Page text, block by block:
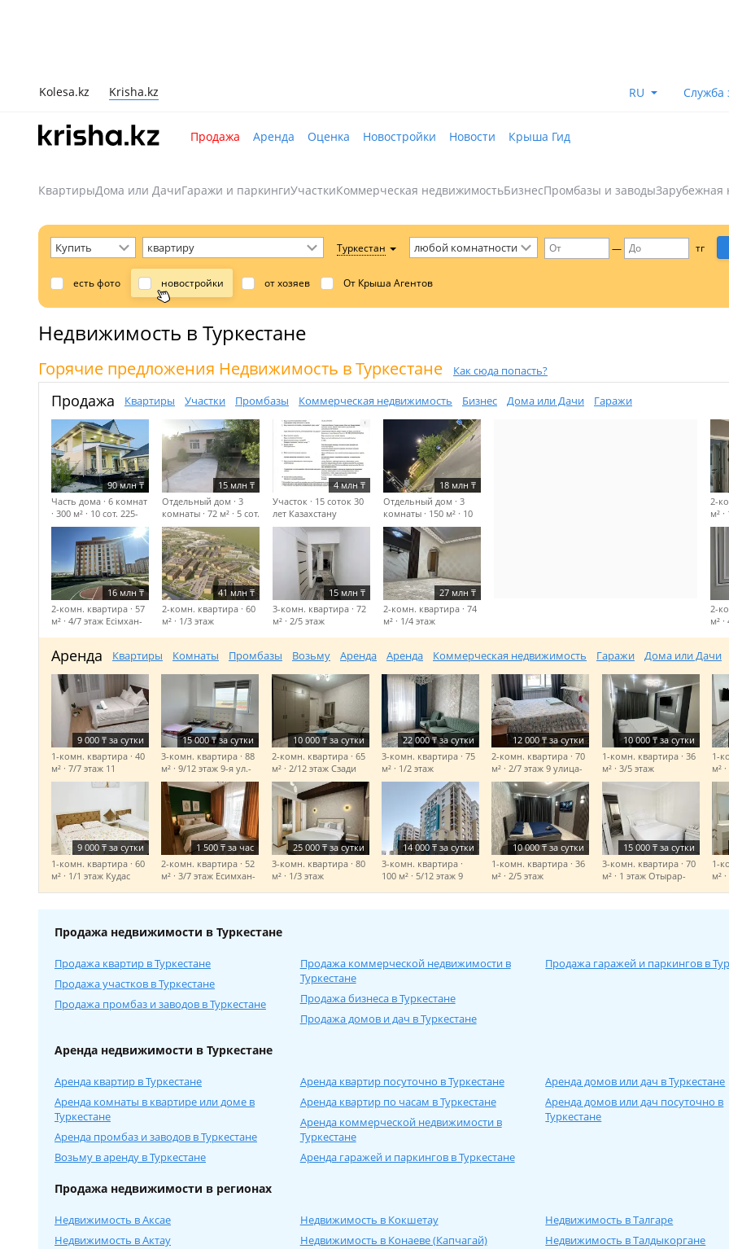
Kolesa.kz Krisha.kz RU Служба
Продажа Аренда Оценка Новостройки Новости Крыша Гид
КвартирыДома или ДачиГаражи и паркингиУчасткиКоммерческая недвижимостьБизнесПромбазы и заводыЗарубежная
Туркестан — тг
есть фото новостройки от хозяев От Крыша Агентов
Недвижимость в Туркестане
Горячие предложения Недвижимость в Туркестане Как сюда попасть?
Продажа Квартиры Участки Промбазы Коммерческая недвижимость Бизнес Дома или Дачи Гаражи
90 млн₸
Часть дома · 6 комнат
· 300 м² · 10 сот. 225-
Комунизым, жібек
16 млн₸
2-комн. квартира · 57
м² · 4/7 этаж Есімхан-
15 млн ₸
Отдельный дом · 3
комнаты · 72 м² · 5 сот.
Казыбекова
41 млн ₸
2-комн. квартира · 60
м² · 1/3 этаж
4 млн₸
Участок · 15 соток 30
лет Казахстану
15 млн ₸
3-комн. квартира · 72
м² · 2/5 этаж
18 млн ₸
Отдельный дом · 3
комнаты · 150 м² · 10
сот.Майлы қожа-
Жібек жолы даңғылы
бойында коммунизм
27 млн ₸
2-комн. квартира · 74
м² · 1/4 этаж
2-
м²
2-
м²
Аренда Квартиры Комнаты Промбазы Возьму Аренда Аренда Коммерческая недвижимость Гаражи Дома или Дачи
9 000 ₸ за сутки
1-комн. квартира · 40
м² · 7/7 этаж 11
9 000₸ за сутки
1-комн. квартира · 60
м² · 1/1 этаж Кудас
15 000₸ за сутки
3-комн. квартира · 88
м² · 9/12 этаж9-я ул.-
Конгресс Холға
қарама қарсы, жаңа
Акимат жақта
1 500₸ за час
2-комн. квартира · 52
м² · 3/7 этаж Есимхан-
10 000₸ за сутки
2-комн. квартира · 65
м² · 2/12 этаж Сзади
Обл. Акимата-Обл
акимат рядом
25 000 ₸ за сутки
3-комн. квартира · 80
м² · 1/3 этаж
22 000₸ за сутки
3-комн. квартира · 75
м² · 1/2 этаж
Батырбекова
14 000₸ за сутки
3-комн. квартира ·
100 м² · 5/12 этаж 9
12 000₸ за сутки
2-комн. квартира · 70
м² · 2/7 этаж9 улица-
Саттарханова
10 000₸ за сутки
1-комн. квартира · 36
м² · 2/5 этаж
10 000₸ за сутки
1-комн. квартира · 36
м² · 3/5 этаж
Ондасынов-Ата түрік
мектептің артында
15 000 ₸ за сутки
3-комн. квартира · 70
м² · 1 этаж Отырар-
1-
м²
1-
м²
Продажа недвижимости в Туркестане
Продажа квартир в Туркестане
Продажа участков в Туркестане
Продажа промбаз и заводов в Туркестане
Продажа коммерческой недвижимости в
Туркестане
Продажа бизнеса в Туркестане
Продажа домов и дач в Туркестане
Продажа гаражей и паркингов в
Аренда недвижимости в Туркестане
Аренда квартир в Туркестане
Аренда комнаты в квартире или доме в
Туркестане
Аренда промбаз и заводов в Туркестане
Возьму в аренду в Туркестане
Аренда квартир посуточно в Туркестане
Аренда квартир по часам в Туркестане
Аренда коммерческой недвижимости в
Туркестане
Аренда гаражей и паркингов в Туркестане
Аренда домов или дач в Туркестане
Аренда домов или дач посуточно в
Туркестане
Продажа недвижимости в регионах
Недвижимость в Аксае
Недвижимость в Актау
Недвижимость в Кокшетау
Недвижимость в Конаеве (Капчагай)
Недвижимость в Талгаре
Недвижимость в Талдыкоргане